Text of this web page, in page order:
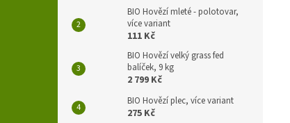
BIO Hovězí mleté - polotovar,
více variant
111 Kč
BIO Hovězí velký grass fed
balíček, 9 kg
2 799 Kč
BIO Hovězí plec, více variant
275 Kč